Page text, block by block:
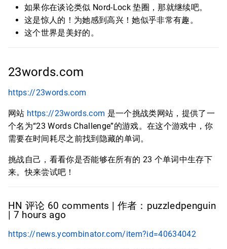
如果你在谈论类似 Nord-Lock 垫圈，那就继续吧。
这是惊人的！为她感到高兴！她似乎非常有趣。
这个世界是美好的。
23words.com
https://23words.com
网站 https://23words.com 是一个挑战类网站，提供了一
个名为“23 Words Challenge”的游戏。在这个游戏中，你
需要在时间耗尽之前找到隐藏的单词。
挑战自己，看看你是否能够在所有的 23 个单词中生存下
来。快来尝试吧！
HN 评论 60 comments | 作者：puzzledpenguin
| 7 hours ago
https://news.ycombinator.com/item?id=40634042